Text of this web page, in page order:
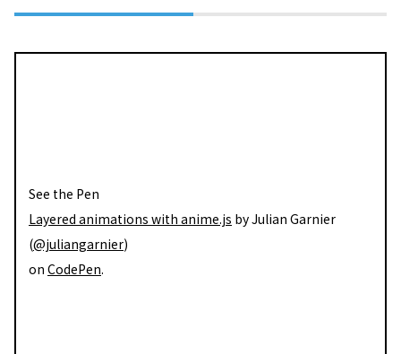
See the Pen
Layered animations with anime.js by Julian Garnier
(@juliangarnier)
on CodePen.